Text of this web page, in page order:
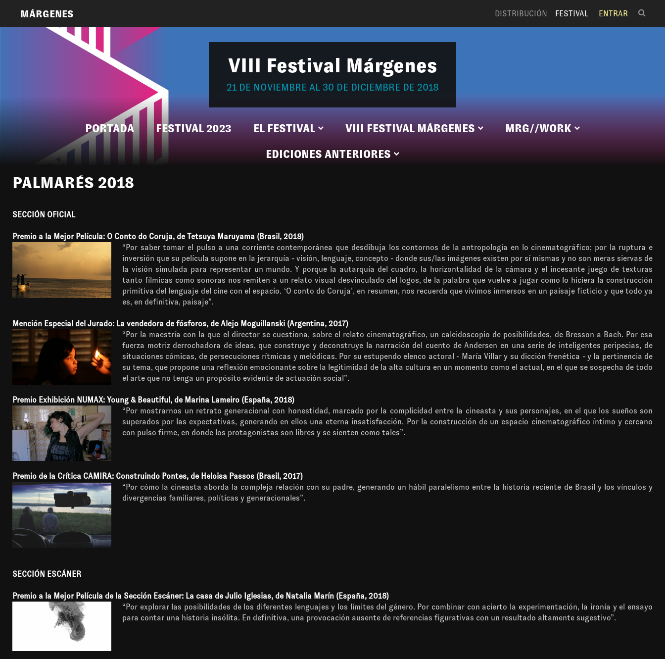
MÁRGENES DISTRIBUCIÓN FESTIVAL ENTRAR
VIII Festival Márgenes
21 DE NOVIEMBRE AL 30 DE DICIEMBRE DE 2018
PORTADA FESTIVAL 2023 EL FESTIVAL VIII FESTIVAL MÁRGENES MRG//WORK
EDICIONES ANTERIORES
PALMARÉS 2018
SECCIÓN OFICIAL
Premio a la Mejor Película: O Conto do Coruja, de Tetsuya Maruyama (Brasil, 2018)
“Por saber tomar el pulso a una corriente contemporánea que desdibuja los contornos de la antropología en lo cinematográfico; por la ruptura e
inversión que su película supone en la jerarquía - visión, lenguaje, concepto - donde sus/las imágenes existen por sí mismas y no son meras siervas de
la visión simulada para representar un mundo. Y porque la autarquía del cuadro, la horizontalidad de la cámara y el incesante juego de texturas
tanto fílmicas como sonoras nos remiten a un relato visual desvinculado del logos, de la palabra que vuelve a jugar como lo hiciera la construcción
primitiva del lenguaje del cine con el espacio. ‘O conto do Coruja’, en resumen, nos recuerda que vivimos inmersos en un paisaje ficticio y que todo ya
es, en definitiva, paisaje”.
Mención Especial del Jurado: La vendedora de fósforos, de Alejo Moguillanski (Argentina, 2017)
“Por la maestría con la que el director se cuestiona, sobre el relato cinematográfico, un caleidoscopio de posibilidades, de Bresson a Bach. Por esa
fuerza motriz derrochadora de ideas, que construye y deconstruye la narración del cuento de Andersen en una serie de inteligentes peripecias, de
situaciones cómicas, de persecuciones rítmicas y melódicas. Por su estupendo elenco actoral - María Villar y su dicción frenética - y la pertinencia de
su tema, que propone una reflexión emocionante sobre la legitimidad de la alta cultura en un momento como el actual, en el que se sospecha de todo
el arte que no tenga un propósito evidente de actuación social”.
Premio Exhibición NUMAX: Young & Beautiful, de Marina Lameiro (España, 2018)
“Por mostrarnos un retrato generacional con honestidad, marcado por la complicidad entre la cineasta y sus personajes, en el que los sueños son
superados por las expectativas, generando en ellos una eterna insatisfacción. Por la construcción de un espacio cinematográfico íntimo y cercano
con pulso firme, en donde los protagonistas son libres y se sienten como tales”.
Premio de la Crítica CAMIRA: Construindo Pontes, de Heloisa Passos (Brasil, 2017)
“Por cómo la cineasta aborda la compleja relación con su padre, generando un hábil paralelismo entre la historia reciente de Brasil y los vínculos y
divergencias familiares, políticas y generacionales”.
SECCIÓN ESCÁNER
Premio a la Mejor Película de la Sección Escáner: La casa de Julio Iglesias, de Natalia Marín (España, 2018)
“Por explorar las posibilidades de los diferentes lenguajes y los límites del género. Por combinar con acierto la experimentación, la ironía y el ensayo
para contar una historia insólita. En definitiva, una provocación ausente de referencias figurativas con un resultado altamente sugestivo”.